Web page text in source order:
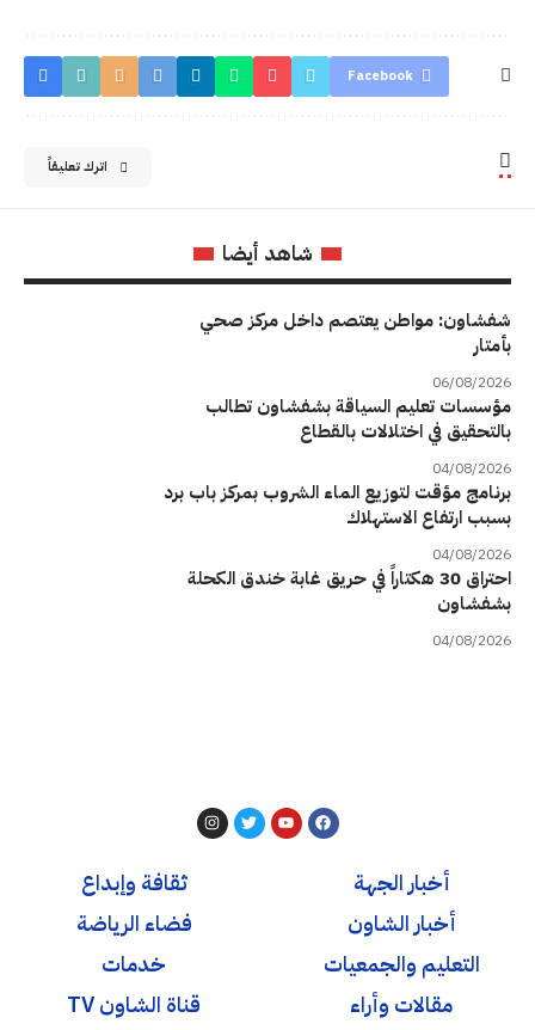
Facebook
اترك تعليقاً
شاهد أيضا
شفشاون: مواطن يعتصم داخل مركز صحي
بأمتار
06/08/2026
مؤسسات تعليم السياقة بشفشاون تطالب
بالتحقيق في اختلالات بالقطاع
04/08/2026
برنامج مؤقت لتوزيع الماء الشروب بمركز باب برد
بسبب ارتفاع الاستهلاك
04/08/2026
احتراق 30 هكتاراً في حريق غابة خندق الكحلة
بشفشاون
04/08/2026
أخبار الجهة
أخبار الشاون
التعليم والجمعيات
مقالات وأراء
ثقافة وإبداع
فضاء الرياضة
خدمات
قناة الشاون TV